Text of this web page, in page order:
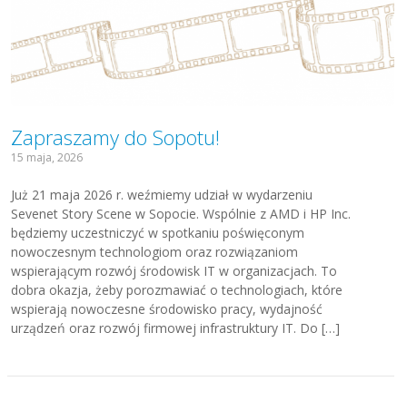
Zapraszamy do Sopotu!
15 maja, 2026
Już 21 maja 2026 r. weźmiemy udział w wydarzeniu
Sevenet Story Scene w Sopocie. Wspólnie z AMD i HP Inc.
będziemy uczestniczyć w spotkaniu poświęconym
nowoczesnym technologiom oraz rozwiązaniom
wspierającym rozwój środowisk IT w organizacjach. To
dobra okazja, żeby porozmawiać o technologiach, które
wspierają nowoczesne środowisko pracy, wydajność
urządzeń oraz rozwój firmowej infrastruktury IT. Do […]